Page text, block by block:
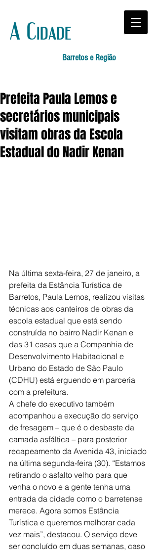
A Cidade
Barretos e Região
Prefeita Paula Lemos e
secretários municipais
visitam obras da Escola
Estadual do Nadir Kenan
Na última sexta-feira, 27 de janeiro, a
prefeita da Estância Turística de
Barretos, Paula Lemos, realizou visitas
técnicas aos canteiros de obras da
escola estadual que está sendo
construída no bairro Nadir Kenan e
das 31 casas que a Companhia de
Desenvolvimento Habitacional e
Urbano do Estado de São Paulo
(CDHU) está erguendo em parceria
com a prefeitura.
A chefe do executivo também
acompanhou a execução do serviço
de fresagem – que é o desbaste da
camada asfáltica – para posterior
recapeamento da Avenida 43, iniciado
na última segunda-feira (30). “Estamos
retirando o asfalto velho para que
venha o novo e a gente tenha uma
entrada da cidade como o barretense
merece. Agora somos Estância
Turística e queremos melhorar cada
vez mais”, destacou. O serviço deve
ser concluído em duas semanas, caso